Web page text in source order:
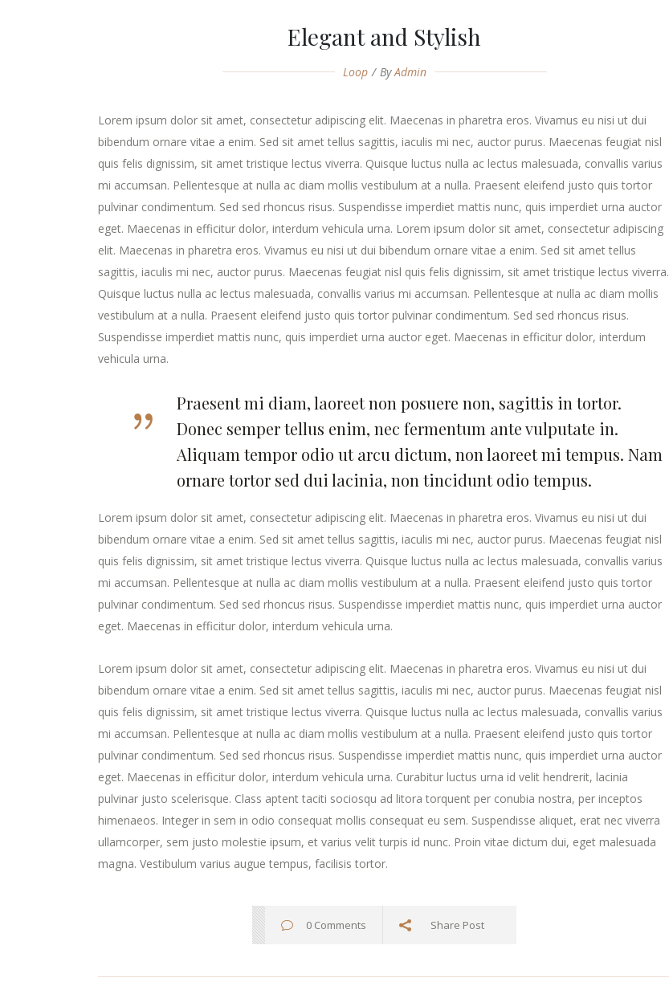
Elegant and Stylish
Loop ByAdmin
Lorem ipsum dolor sit amet, consectetur adipiscing elit. Maecenas in pharetra eros. Vivamus eu nisi ut dui
bibendum ornare vitae a enim. Sed sit amet tellus sagittis, iaculis mi nec, auctor purus. Maecenas feugiat nisl
quis felis dignissim, sit amet tristique lectus viverra. Quisque luctus nulla ac lectus malesuada, convallis varius
mi accumsan. Pellentesque at nulla ac diam mollis vestibulum at a nulla. Praesent eleifend justo quis tortor
pulvinar condimentum. Sed sed rhoncus risus. Suspendisse imperdiet mattis nunc, quis imperdiet urna auctor
eget. Maecenas in efficitur dolor, interdum vehicula urna. Lorem ipsum dolor sit amet, consectetur adipiscing
elit. Maecenas in pharetra eros. Vivamus eu nisi ut dui bibendum ornare vitae a enim. Sed sit amet tellus
sagittis, iaculis mi nec, auctor purus. Maecenas feugiat nisl quis felis dignissim, sit amet tristique lectus viverra.
Quisque luctus nulla ac lectus malesuada, convallis varius mi accumsan. Pellentesque at nulla ac diam mollis
vestibulum at a nulla. Praesent eleifend justo quis tortor pulvinar condimentum. Sed sed rhoncus risus.
Suspendisse imperdiet mattis nunc, quis imperdiet urna auctor eget. Maecenas in efficitur dolor, interdum
vehicula urna.
Praesent mi diam, laoreet non posuere non, sagittis in tortor.
Donec semper tellus enim, nec fermentum ante vulputate in.
Aliquam tempor odio ut arcu dictum, non laoreet mi tempus. Nam
ornare tortor sed dui lacinia, non tincidunt odio tempus.
Lorem ipsum dolor sit amet, consectetur adipiscing elit. Maecenas in pharetra eros. Vivamus eu nisi ut dui
bibendum ornare vitae a enim. Sed sit amet tellus sagittis, iaculis mi nec, auctor purus. Maecenas feugiat nisl
quis felis dignissim, sit amet tristique lectus viverra. Quisque luctus nulla ac lectus malesuada, convallis varius
mi accumsan. Pellentesque at nulla ac diam mollis vestibulum at a nulla. Praesent eleifend justo quis tortor
pulvinar condimentum. Sed sed rhoncus risus. Suspendisse imperdiet mattis nunc, quis imperdiet urna auctor
eget. Maecenas in efficitur dolor, interdum vehicula urna.
Lorem ipsum dolor sit amet, consectetur adipiscing elit. Maecenas in pharetra eros. Vivamus eu nisi ut dui
bibendum ornare vitae a enim. Sed sit amet tellus sagittis, iaculis mi nec, auctor purus. Maecenas feugiat nisl
quis felis dignissim, sit amet tristique lectus viverra. Quisque luctus nulla ac lectus malesuada, convallis varius
mi accumsan. Pellentesque at nulla ac diam mollis vestibulum at a nulla. Praesent eleifend justo quis tortor
pulvinar condimentum. Sed sed rhoncus risus. Suspendisse imperdiet mattis nunc, quis imperdiet urna auctor
eget. Maecenas in efficitur dolor, interdum vehicula urna. Curabitur luctus urna id velit hendrerit, lacinia
pulvinar justo scelerisque. Class aptent taciti sociosqu ad litora torquent per conubia nostra, per inceptos
himenaeos. Integer in sem in odio consequat mollis consequat eu sem. Suspendisse aliquet, erat nec viverra
ullamcorper, sem justo molestie ipsum, et varius velit turpis id nunc. Proin vitae dictum dui, eget malesuada
magna. Vestibulum varius augue tempus, facilisis tortor.
0 Comments Share Post